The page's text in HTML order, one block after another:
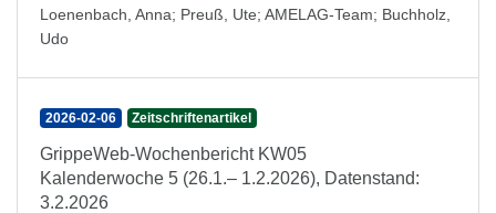
Loenenbach, Anna; Preuß, Ute; AMELAG-Team; Buchholz,
Udo
2026-02-06 Zeitschriftenartikel
GrippeWeb-Wochenbericht KW05
Kalenderwoche 5 (26.1.– 1.2.2026), Datenstand:
3.2.2026